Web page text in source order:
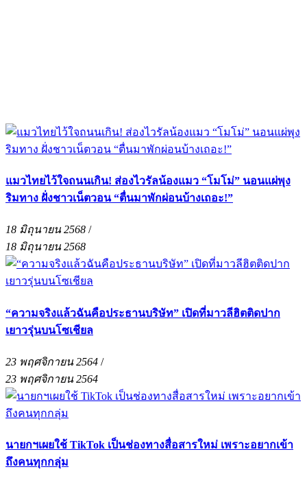
แมวไทยไว้ใจถนนเกิน! ส่องไวรัลน้องแมว “โมโม่” นอนแผ่พุง
ริมทาง ฝั่งชาวเน็ตวอน “ตื่นมาพักผ่อนบ้างเถอะ!”
18 มิถุนายน 2568 /
18 มิถุนายน 2568
“ความจริงแล้วฉันคือประธานบริษัท” เปิดที่มาวลีฮิตติดปาก
เยาวรุ่นบนโซเชียล
23 พฤศจิกายน 2564 /
23 พฤศจิกายน 2564
นายกฯเผยใช้ TikTok เป็นช่องทางสื่อสารใหม่ เพราะอยากเข้า
ถึงคนทุกกลุ่ม